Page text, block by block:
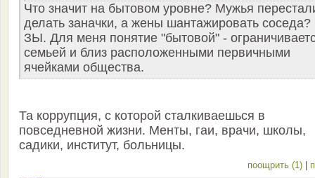
Что значит на бытовом уровне? Мужья
делать заначки, а жены шантажировать соседа?
ЗЫ. Для меня понятие "бытовой" -
семьей и близ расположенными первичными
ячейками общества.
Та коррупция, с которой сталкиваешься в
повседневной жизни. Менты, гаи, врачи, школы,
садики, институт, больницы.
поощрить (1)